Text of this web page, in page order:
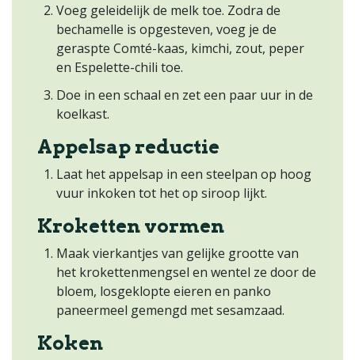
Voeg geleidelijk de melk toe. Zodra de
bechamelle is opgesteven, voeg je de
geraspte Comté-kaas, kimchi, zout, peper
en Espelette-chili toe.
Doe in een schaal en zet een paar uur in de
koelkast.
Appelsap reductie
Laat het appelsap in een steelpan op hoog
vuur inkoken tot het op siroop lijkt.
Kroketten vormen
Maak vierkantjes van gelijke grootte van
het krokettenmengsel en wentel ze door de
bloem, losgeklopte eieren en panko
paneermeel gemengd met sesamzaad.
Koken